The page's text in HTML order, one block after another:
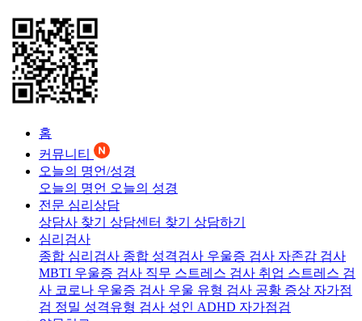
홈
커뮤니티
오늘의 명언/성경
오늘의 명언 오늘의 성경
전문 심리상담
상담사 찾기 상담센터 찾기 상담하기
심리검사
종합 심리검사 종합 성격검사 우울증 검사 자존감 검사
MBTI 우울증 검사 직무 스트레스 검사 취업 스트레스 검
사 코로나 우울증 검사 우울 유형 검사 공황 증상 자가점
검 정밀 성격유형 검사 성인 ADHD 자가점검